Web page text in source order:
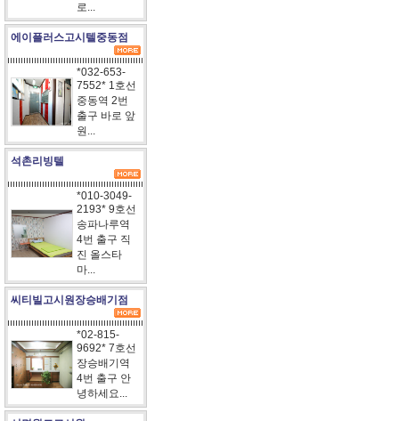
로...
에이플러스고시텔중동점
*032-653-
7552* 1호선
중동역 2번
출구 바로 앞
원...
석촌리빙텔
*010-3049-
2193* 9호선
송파나루역
4번 출구 직
진 올스타
마...
씨티빌고시원장승배기점
*02-815-
9692* 7호선
장승배기역
4번 출구 안
녕하세요...